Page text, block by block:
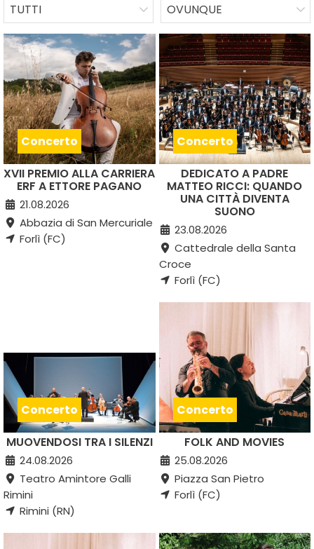
TUTTI OVUNQUE
Concerto
XVII PREMIO ALLA CARRIERA
ERF A ETTORE PAGANO
21.08.2026
Abbazia di San Mercuriale
Forlì (FC)
Concerto
DEDICATO A PADRE
MATTEO RICCI: QUANDO
UNA CITTÀ DIVENTA
SUONO
23.08.2026
Cattedrale della Santa
Croce
Forlì (FC)
Concerto
MUOVENDOSI TRA I SILENZI
24.08.2026
Teatro Amintore Galli
Rimini
Rimini (RN)
Concerto
FOLK AND MOVIES
25.08.2026
Piazza San Pietro
Forlì (FC)